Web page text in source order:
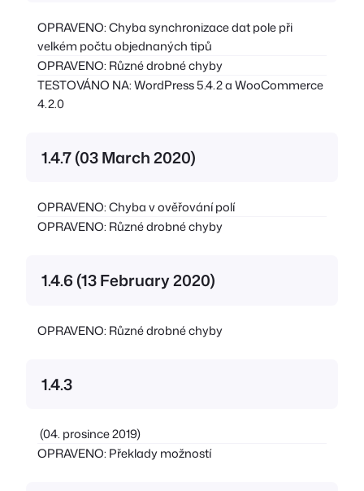
OPRAVENO: Chyba synchronizace dat pole při
velkém počtu objednaných tipů
OPRAVENO: Různé drobné chyby
TESTOVÁNO NA: WordPress 5.4.2 a WooCommerce
4.2.0
1.4.7 (03 March 2020)
OPRAVENO: Chyba v ověřování polí
OPRAVENO: Různé drobné chyby
1.4.6 (13 February 2020)
OPRAVENO: Různé drobné chyby
1.4.3
(04. prosince 2019)
OPRAVENO: Překlady možností